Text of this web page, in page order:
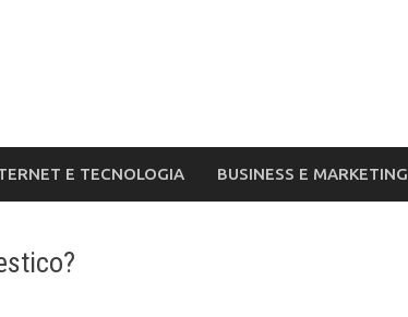
E TECNOLOGIA BUSINESS E MARKETING